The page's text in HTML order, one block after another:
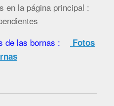
en la página principal :
de las bornas :
Fotos